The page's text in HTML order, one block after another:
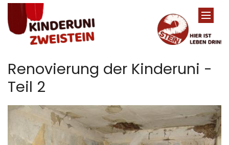
Zum Inhalt springen
Renovierung der Kinderuni -
Teil 2